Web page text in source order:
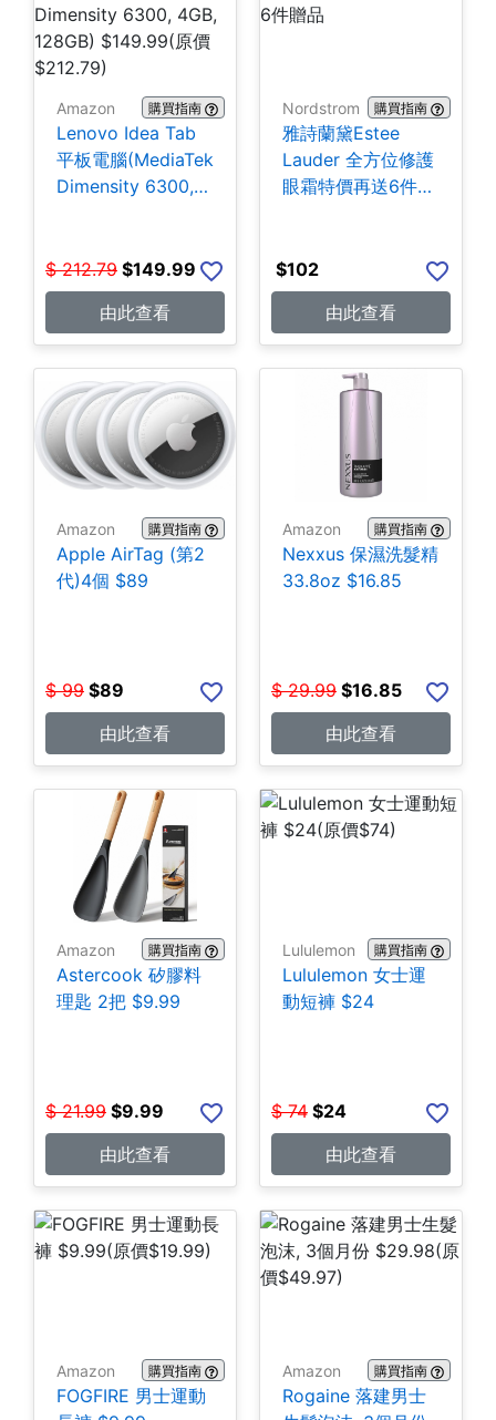
Amazon 購買指南
Lenovo Idea Tab
平板電腦(MediaTek
Dimensity 6300,
$ 212.79 $149.99
由此查看
Nordstrom 購買指南
雅詩蘭黛Estee
Lauder 全方位修護
眼霜特價再送6件贈
$102
由此查看
Amazon 購買指南
Apple AirTag (第2
代)4個 $89
$ 99 $89
由此查看
Amazon 購買指南
Nexxus 保濕洗髮精
33.8oz $16.85
$ 29.99 $16.85
由此查看
Amazon 購買指南
Astercook 矽膠料
理匙 2把 $9.99
$ 21.99 $9.99
由此查看
Lululemon 購買指南
Lululemon 女士運
動短褲 $24
$ 74 $24
由此查看
Amazon 購買指南
FOGFIRE 男士運動
Amazon 購買指南
Rogaine 落建男士